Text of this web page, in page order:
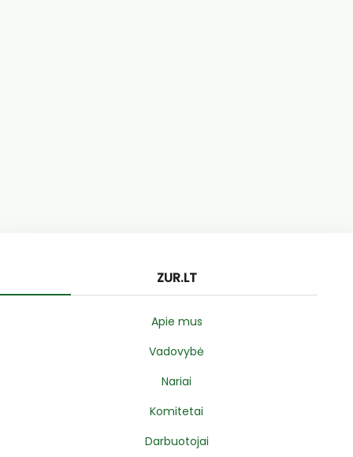
ZUR.LT
Apie mus
Vadovybė
Nariai
Komitetai
Darbuotojai